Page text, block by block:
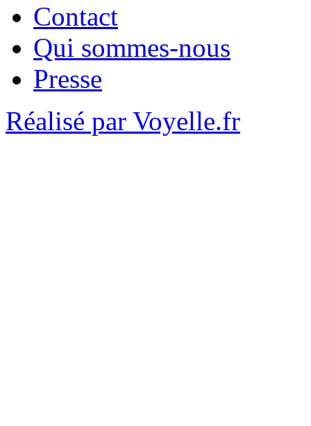
Contact
Qui sommes-nous
Presse
Réalisé par Voyelle.fr